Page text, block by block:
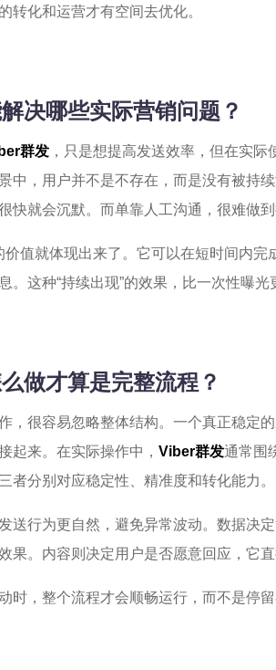
转化和运营才有空间去优化。
决哪些实际营销问题？
群发 ，只是想提高发送效率，但在实
中，用户并不是不存在，而是没有被持
快就会沉默。而单靠人工沟通，很难做
价值就体现出来了。它可以在短时间内
。这种“持续出现”的效果，比一次性曝
做才算是完整流程？
，很容易忽略整体结构。一个真正稳定
起来。在实际操作中， Viber群发通常围
者分别对应稳定性、精准度和转化能力。
送行为更自然，避免异常波动。数据决
果。内容则决定用户是否愿意回应，它
时，整个流程才会顺畅运行，而不是停